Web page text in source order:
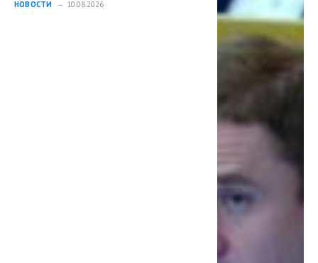
НОВОСТИ 10.08.2026